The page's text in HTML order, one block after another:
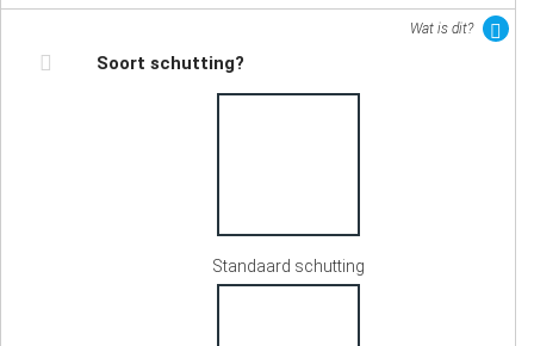
Wat is dit?
Soort schutting?
Standaard schutting